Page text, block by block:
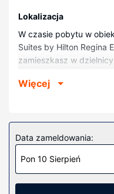
Lokalizacja
W czasie pobytu w
Suites by Hilton Regina
zamieszkasz w
Stadium at Taylor Field i
Poczuj się jak w domu
wyposażenie to lodówka
przewodowy i
zapewni łączność ze
Więcej
Data zameldowania:
Pon 10 Sierpień